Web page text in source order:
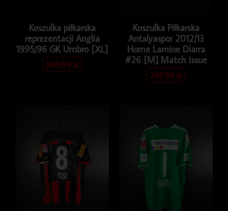
Koszulka piłkarska
reprezentacji Anglia
1995/96 GK Umbro [XL]
849.99zł
Koszulka Piłkarska
Antalyaspor 2012/13
Home Lamine Diarra
#26 [M] Match Issue
249.99zł